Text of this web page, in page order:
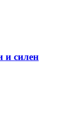
и силен